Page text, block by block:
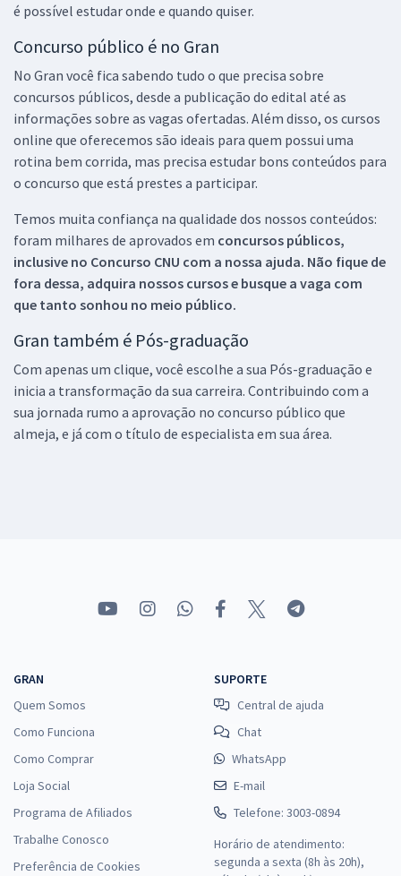
é possível estudar onde e quando quiser.
Concurso público é no Gran
No Gran você fica sabendo tudo o que precisa sobre
concursos públicos, desde a publicação do edital até as
informações sobre as vagas ofertadas. Além disso, os cursos
online que oferecemos são ideais para quem possui uma
rotina bem corrida, mas precisa estudar bons conteúdos para
o concurso que está prestes a participar.
Temos muita confiança na qualidade dos nossos conteúdos:
foram milhares de aprovados em concursos públicos,
inclusive no Concurso CNU com a nossa ajuda. Não fique de
fora dessa, adquira nossos cursos e busque a vaga com
que tanto sonhou no meio público.
Gran também é Pós-graduação
Com apenas um clique, você escolhe a sua Pós-graduação e
inicia a transformação da sua carreira. Contribuindo com a
sua jornada rumo a aprovação no concurso público que
almeja, e já com o título de especialista em sua área.
GRAN
Quem Somos
Como Funciona
Como Comprar
Loja Social
Programa de Afiliados
Trabalhe Conosco
Preferência de Cookies
SUPORTE
Central de ajuda
Chat
WhatsApp
E-mail
Telefone: 3003-0894
Horário de atendimento:
segunda a sexta (8h às 20h),